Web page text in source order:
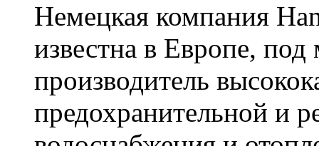
Немецкая компания
известна в Европе,
производитель
предохранительной и